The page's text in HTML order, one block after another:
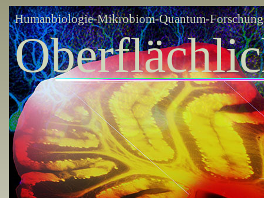
Humanbiologie-Mikrobiom-Quantum-